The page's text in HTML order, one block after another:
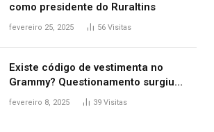
como presidente do Ruraltins
fevereiro 25, 2025 56 Visitas
Existe código de vestimenta no
Grammy? Questionamento surgiu
após Bianca Censori, mulher de
fevereiro 8, 2025 39 Visitas